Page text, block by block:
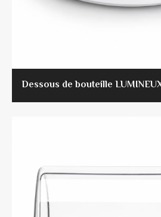
Dessous de bouteille